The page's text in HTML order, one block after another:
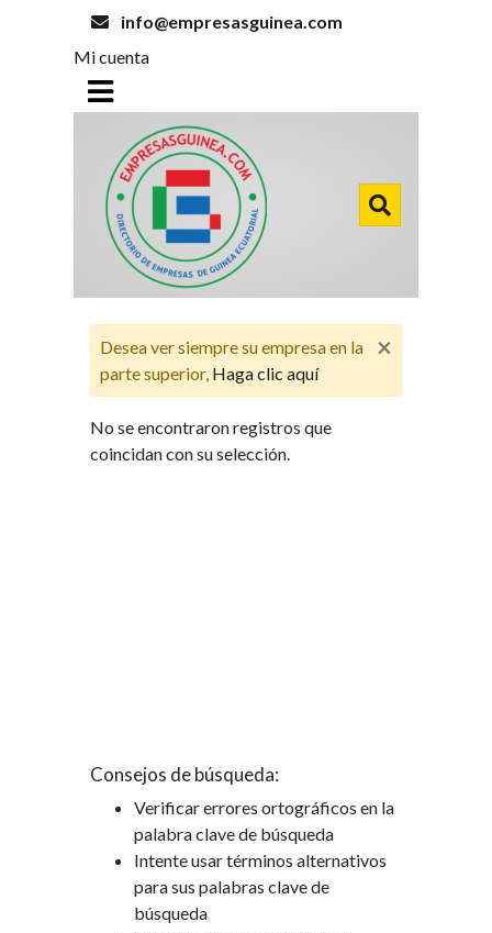
info@empresasguinea.com
Mi cuenta
×
Desea ver siempre su empresa en la
parte superior, Haga clic aquí
No se encontraron registros que
coincidan con su selección.
Consejos de búsqueda:
Verificar errores ortográficos en la
palabra clave de búsqueda
Intente usar términos alternativos
para sus palabras clave de
búsqueda